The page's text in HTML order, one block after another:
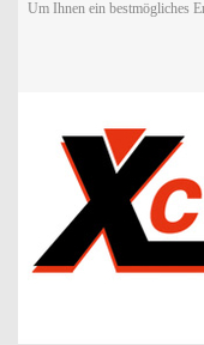
Um Ihnen ein bestmögliches